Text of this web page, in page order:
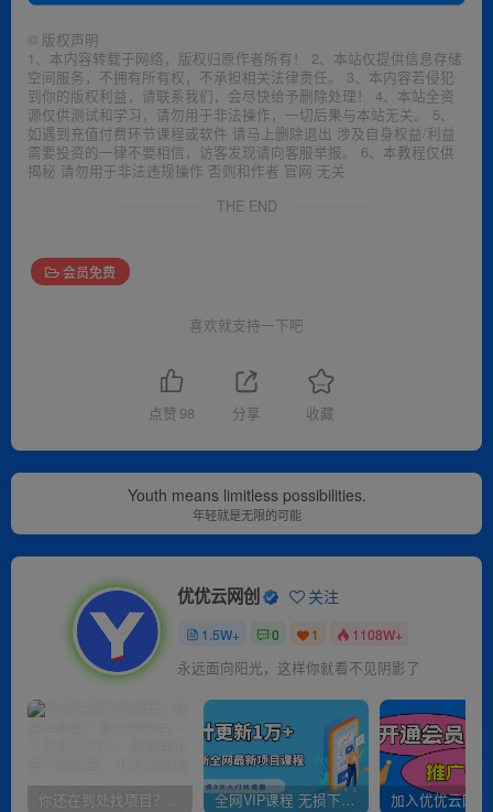
© 版权声明
1、本内容转载于网络，版权归原作者所有！ 2、本站仅提供信息存储
空间服务，不拥有所有权，不承担相关法律责任。 3、本内容若侵犯
到你的版权利益，请联系我们，会尽快给予删除处理！ 4、本站全资
源仅供测试和学习，请勿用于非法操作，一切后果与本站无关。 5、
如遇到充值付费环节课程或软件 请马上删除退出 涉及自身权益/利益
需要投资的一律不要相信，访客发现请向客服举报。 6、本教程仅供
揭秘 请勿用于非法违规操作 否则和作者 官网 无关
THE END
会员免费
喜欢就支持一下吧
点赞 98 分享 收藏
Youth means limitless possibilities.
年轻就是无限的可能
优优云网创 关注
1.5W+ 0 1 1108W+
永远面向阳光，这样你就看不见阴影了
你还在到处找项目？还在当韭菜？我靠卖项目一个月收入5万+，曾经我也是个失败者。 全网VIP课程 无损下载~